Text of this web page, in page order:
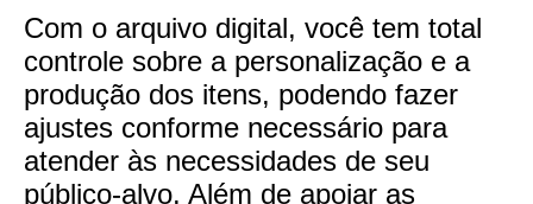
Com o arquivo digital, você tem total
controle sobre a personalização e a
produção dos itens, podendo fazer
ajustes conforme necessário para
atender às necessidades de seu
público-alvo. Além de apoiar as